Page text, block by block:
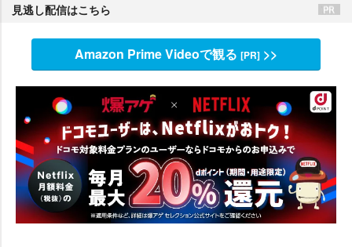
見逃し配信はこちら
Amazon Prime Videoで観る [PR] >>